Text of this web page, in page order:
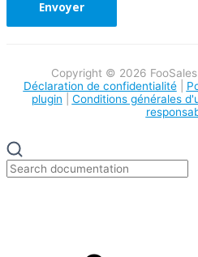
Copyright © 2026
Déclaration de confidentialité|
plugin
Conditions générales